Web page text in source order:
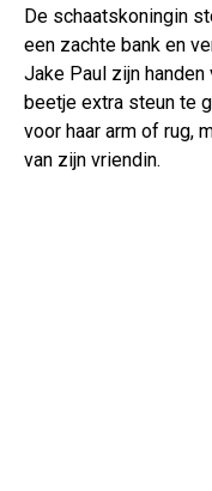
De schaatskoningin
een zachte bank en
Jake Paul zijn
beetje extra steun te
voor haar arm of rug,
van zijn vriendin.